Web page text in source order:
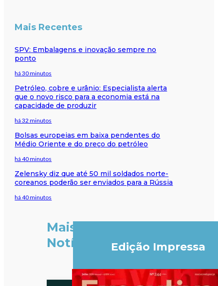
Mais Recentes
SPV: Embalagens e inovação sempre no
ponto
há 30 minutos
Petróleo, cobre e urânio: Especialista alerta
que o novo risco para a economia está na
capacidade de produzir
há 32 minutos
Bolsas europeias em baixa pendentes do
Médio Oriente e do preço do petróleo
há 40 minutos
Zelensky diz que até 50 mil soldados norte-
coreanos poderão ser enviados para a Rússia
há 40 minutos
Mais
Notícias
Edição Impressa